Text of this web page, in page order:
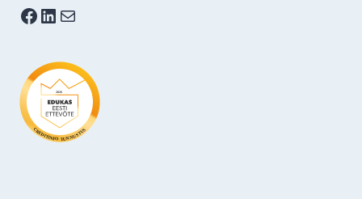
Facebook
LinkedIn
E-post
2026
CREDITINFO TUNNUSTUS